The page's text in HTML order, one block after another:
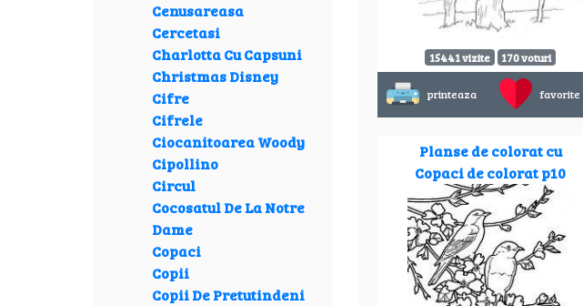
Cenusareasa
Cercetasi
Charlotta Cu Capsuni
Christmas Disney
Cifre
Cifrele
Ciocanitoarea Woody
Cipollino
Circul
Cocosatul De La Notre
Dame
Copaci
Copii
Copii De Pretutindeni
15441 vizite 170 voturi
printeaza favorite
Planse de colorat cu
Copaci de colorat p10